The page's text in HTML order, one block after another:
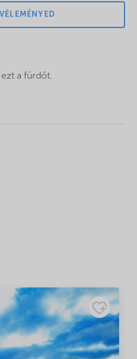
a fürdőt.